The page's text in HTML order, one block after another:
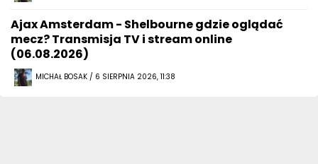
Ajax Amsterdam - Shelbourne gdzie oglądać
mecz? Transmisja TV i stream online
(06.08.2026)
MICHAŁ BOSAK / 6 SIERPNIA 2026, 11:38